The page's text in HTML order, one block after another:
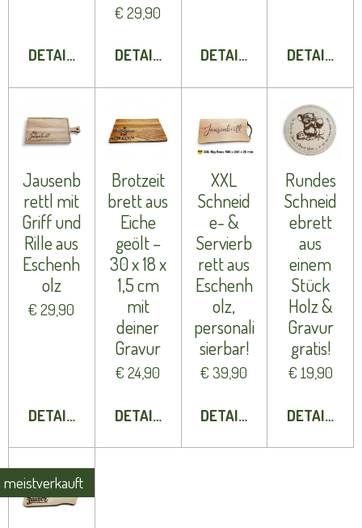
DETAILS ANZEIGEN
€ 29,90
DETAILS ANZEIGENDETAILS ANZEIGEN
DETAILS
Jausenb
rettl mit
Griff und
Rille aus
Eschenh
olz
€ 29,90
DETAILS ANZEIGEN
Brotzeit
brett aus
Eiche
geölt –
30 x 18 x
1,5 cm
mit
deiner
Gravur
€ 24,90
DETAILS ANZEIGEN
XXL
Schneid
e- &
Servierb
rett aus
Eschenh
olz,
personali
sierbar!
€ 39,90
DETAILS ANZEIGEN
Rundes
Schneid
ebrett
aus
einem
Stück
Holz &
Gravur
gratis!
€ 19,90
DETAILS
meistverkauft